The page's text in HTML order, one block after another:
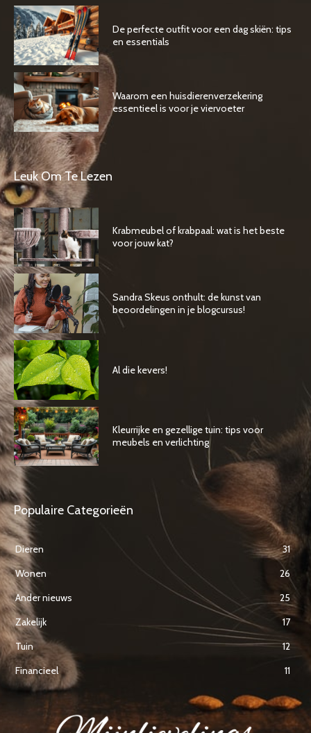
De perfecte outfit voor een dag skiën: tips
en essentials
Waarom een huisdierenverzekering
essentieel is voor je viervoeter
Leuk Om Te Lezen
Krabmeubel of krabpaal: wat is het beste
voor jouw kat?
Sandra Skeus onthult: de kunst van
beoordelingen in je blogcursus!
Al die kevers!
Kleurrijke en gezellige tuin: tips voor
meubels en verlichting
Populaire Categorieën
Dieren
31
Wonen
26
Ander nieuws
25
Zakelijk
17
Tuin
12
Financieel
11